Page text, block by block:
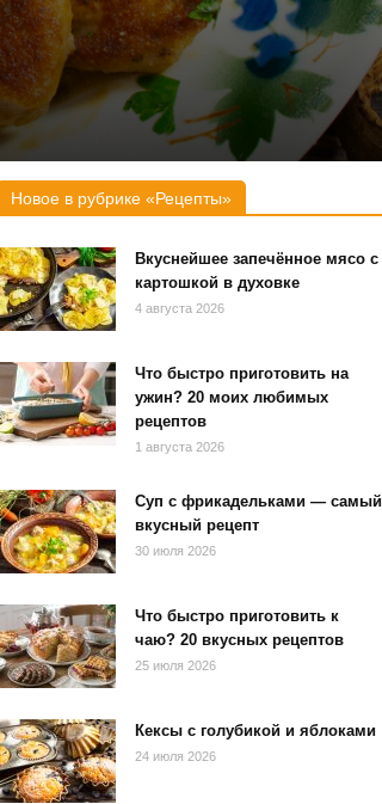
Новое в рубрике «Рецепты»
Вкуснейшее запечённое мясо с
картошкой в духовке
4 августа 2026
Что быстро приготовить на
ужин? 20 моих любимых
рецептов
1 августа 2026
Суп с фрикадельками — самый
вкусный рецепт
30 июля 2026
Что быстро приготовить к
чаю? 20 вкусных рецептов
25 июля 2026
Кексы с голубикой и яблоками
24 июля 2026